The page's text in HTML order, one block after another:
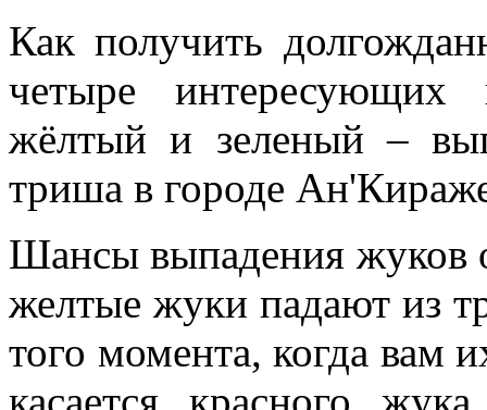
Как получить
четыре
жёлтый и зеленый –
триша в городе
Шансы выпадения жуков
желтые жуки падают из
того момента, когда вам